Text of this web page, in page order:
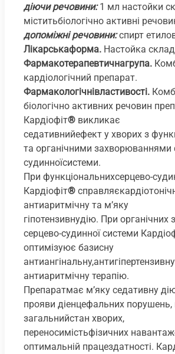
діючи речовини:1 мл настойки
міститьбіологічно активні
допоміжні речовини:спирт
Лікарськаформа. Настойка
Фармакотерапевтичнагрупа.
кардіологічний препарат.
Фармакологічнівластивості.
біологічно активних речовин
Кардіофіт® викликає
седативнийефект у хворих з
та органічними захворюваннями
судинноїсистеми.
При функціональнихсерцево-
Кардіофіт®
антиаритмічну та м’яку
гіпотензивнудію. При
серцево-судинної системи
оптимізуює базисну
антиаритмічну терапію.
Препаратмає м’яку седативну
прояви діенцефальних
загальнийстан хворих,
переносимістьфізичних
оптимальній працездатності.